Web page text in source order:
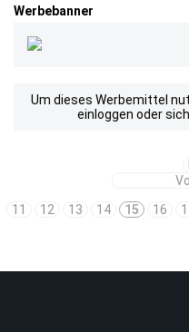
Werbebanner
Um dieses Werbemittel
einloggen oder sich
11
12 13 14 15 16